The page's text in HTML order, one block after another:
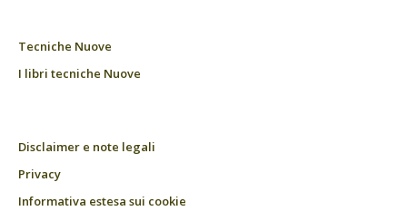
Tecniche Nuove
I libri tecniche Nuove
Disclaimer e note legali
Privacy
Informativa estesa sui cookie